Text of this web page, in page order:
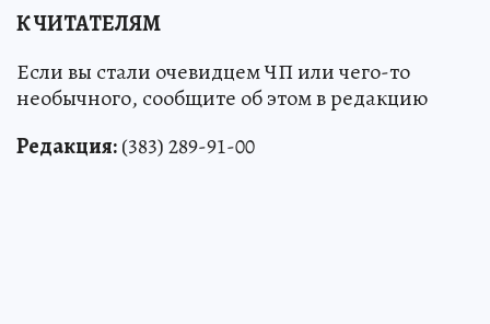
К ЧИТАТЕЛЯМ
Если вы стали очевидцем ЧП или чего-то
необычного, сообщите об этом в редакцию
Редакция:(383) 289-91-00